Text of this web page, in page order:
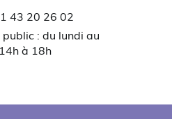
43 20 26 02
: du lundi au
à 18h